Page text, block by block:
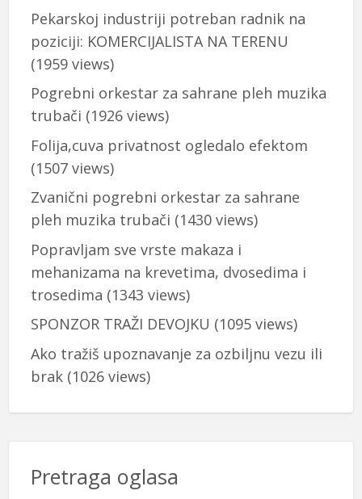
Pekarskoj industriji potreban radnik na
poziciji: KOMERCIJALISTA NA TERENU
(1959 views)
Pogrebni orkestar za sahrane pleh muzika
trubači (1926 views)
Folija,cuva privatnost ogledalo efektom
(1507 views)
Zvanični pogrebni orkestar za sahrane
pleh muzika trubači (1430 views)
Popravljam sve vrste makaza i
mehanizama na krevetima, dvosedima i
trosedima (1343 views)
SPONZOR TRAŽI DEVOJKU (1095 views)
Ako tražiš upoznavanje za ozbiljnu vezu ili
brak(1026 views)
Pretraga oglasa